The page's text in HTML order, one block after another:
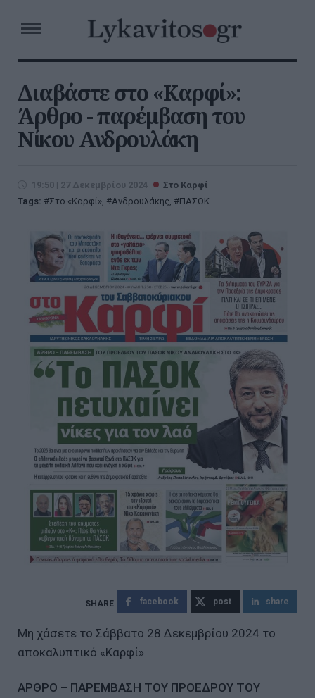
Διαβάστε στο «Καρφί»:
Άρθρο - παρέμβαση του
Νίκου Ανδρουλάκη
19:50 | 27 Δεκεμβρίου 2024
Στο Καρφί
Tags:
Στο «Καρφί», Ανδρουλάκης, ΠΑΣΟΚ
facebook post share
Μη χάσετε το Σάββατο 28 Δεκεμβρίου 2024 το
αποκαλυπτικό «Καρφί»
ΑΡΘΡΟ – ΠΑΡΕΜΒΑΣΗ ΤΟΥ ΠΡΟΕΔΡΟΥ ΤΟΥ